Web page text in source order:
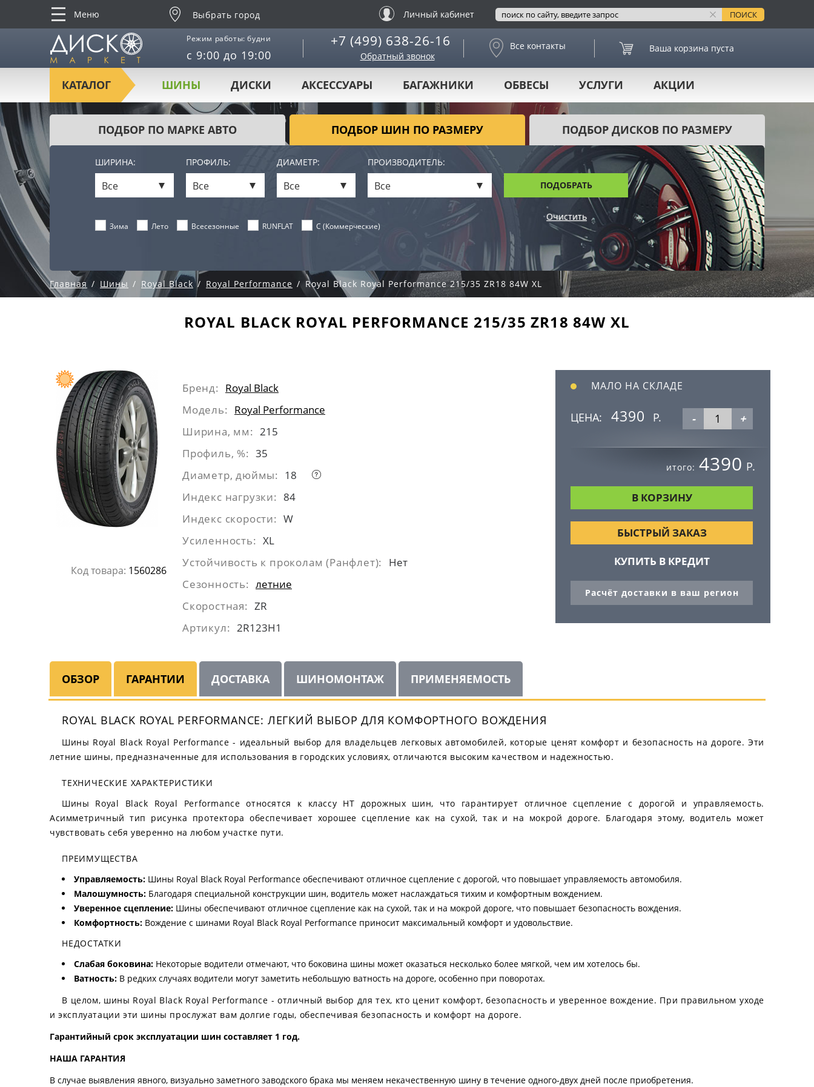
Меню Выбрать город Личный кабинет
Режим работы: будни
с 9:00 до 19:00
+7 (499) 638-26-16
Обратный звонок
Все контакты Ваша корзина пуста
КАТАЛОГ ШИНЫ ДИСКИ АКСЕССУАРЫ БАГАЖНИКИ ОБВЕСЫ УСЛУГИ АКЦИИ
ПОДБОР ПО МАРКЕ АВТО ПОДБОР ШИН ПО РАЗМЕРУ ПОДБОР ДИСКОВ ПО РАЗМЕРУ
ШИРИНА: ПРОФИЛЬ: ДИАМЕТР: ПРОИЗВОДИТЕЛЬ:
Все Все Все Все ПОДОБРАТЬ
Зима Лето Всесезонные RUNFLAT C (Коммерческие)
Главная Шины Royal Black Royal Performance Royal Black Royal Performance 215/35 ZR18 84W XL
ROYAL BLACK ROYAL PERFORMANCE 215/35 ZR18 84W XL
Код товара: 1560286
Бренд:
Royal Black
Модель:
Royal Performance
Ширина, мм: 215
Профиль, %: 35
Диаметр, дюймы:
18
Индекс нагрузки:
84
Индекс скорости: W
Усиленность: XL
Устойчивость к проколам (Ранфлет):
Нет
Сезонность: летние
Скоростная: ZR
Артикул: 2R123H1
МАЛО НА СКЛАДЕ
ЦЕНА: 4390 Р. - +
итого: 4390 Р.
БЫСТРЫЙ ЗАКАЗ
КУПИТЬ В КРЕДИТ
Расчёт доставки в ваш регион
ОБЗОР ГАРАНТИИ ДОСТАВКА ШИНОМОНТАЖ ПРИМЕНЯЕМОСТЬ
ROYAL BLACK ROYAL PERFORMANCE: ЛЕГКИЙ ВЫБОР ДЛЯ КОМФОРТНОГО ВОЖДЕНИЯ
Шины Royal Black Royal Performance - идеальный выбор для владельцев легковых автомобилей, которые ценят комфорт и безопасность на дороге. Эти
летние шины, предназначенные для использования в городских условиях, отличаются высоким качеством и надежностью.
ТЕХНИЧЕСКИЕ ХАРАКТЕРИСТИКИ
Шины Royal Black Royal Performance относятся к классу HT дорожных шин, что гарантирует отличное сцепление с дорогой и управляемость.
Асимметричный тип рисунка протектора обеспечивает хорошее сцепление как на сухой, так и на мокрой дороге. Благодаря этому, водитель может
чувствовать себя уверенно на любом участке пути.
ПРЕИМУЩЕСТВА
Управляемость: Шины Royal Black Royal Performance обеспечивают отличное сцепление с дорогой, что повышает управляемость автомобиля.
Малошумность: Благодаря специальной конструкции шин, водитель может наслаждаться тихим и комфортным вождением.
Уверенное сцепление: Шины обеспечивают отличное сцепление как на сухой, так и на мокрой дороге, что повышает безопасность вождения.
Комфортность: Вождение с шинами Royal Black Royal Performance приносит максимальный комфорт и удовольствие.
НЕДОСТАТКИ
Слабая боковина: Некоторые водители отмечают, что боковина шины может оказаться несколько более мягкой, чем им хотелось бы.
Ватность: В редких случаях водители могут заметить небольшую ватность на дороге, особенно при поворотах.
В целом, шины Royal Black Royal Performance - отличный выбор для тех, кто ценит комфорт, безопасность и уверенное вождение. При правильном уходе
и эксплуатации эти шины прослужат вам долгие годы, обеспечивая безопасность и комфорт на дороге.
Гарантийный срок эксплуатации шин составляет 1 год.
НАША ГАРАНТИЯ
В случае выявления явного, визуально заметного заводского брака мы меняем некачественную шину в течение одного-двух дней после приобретения.